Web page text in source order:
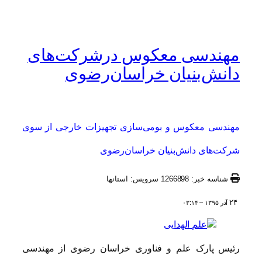
مهندسی معکوس درشرکت‌های
دانش‌بنیان خراسان‌رضوی
مهندسی معکوس و بومی‌سازی تجهیزات خارجی از سوی
شرکت‌های دانش‌بنیان خراسان‌رضوی
شناسه خبر: 1266898 سرویس: استانها
آذر ۱۳۹۵ – ۰۳:۱۴
رئیس پارک علم و فناوری خراسان رضوی از مهندسی